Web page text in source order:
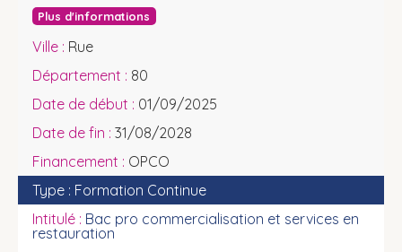
Plus d'informations
Rue
80
01/09/2025
31/08/2028
OPCO
Formation Continue
Bac pro commercialisation et services en
restauration